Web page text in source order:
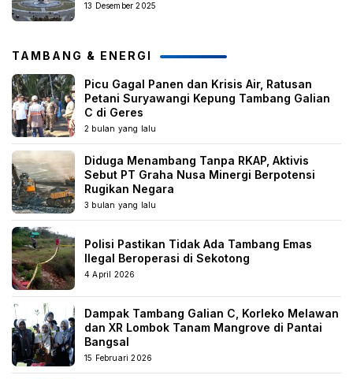
13 Desember 2025
TAMBANG & ENERGI
Picu Gagal Panen dan Krisis Air, Ratusan
Petani Suryawangi Kepung Tambang Galian
C di Geres
2 bulan yang lalu
Diduga Menambang Tanpa RKAP, Aktivis
Sebut PT Graha Nusa Minergi Berpotensi
Rugikan Negara
3 bulan yang lalu
Polisi Pastikan Tidak Ada Tambang Emas
Ilegal Beroperasi di Sekotong
4 April 2026
Dampak Tambang Galian C, Korleko Melawan
dan XR Lombok Tanam Mangrove di Pantai
Bangsal
15 Februari 2026